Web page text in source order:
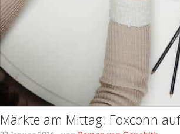
Märkte am Mittag: Foxconn